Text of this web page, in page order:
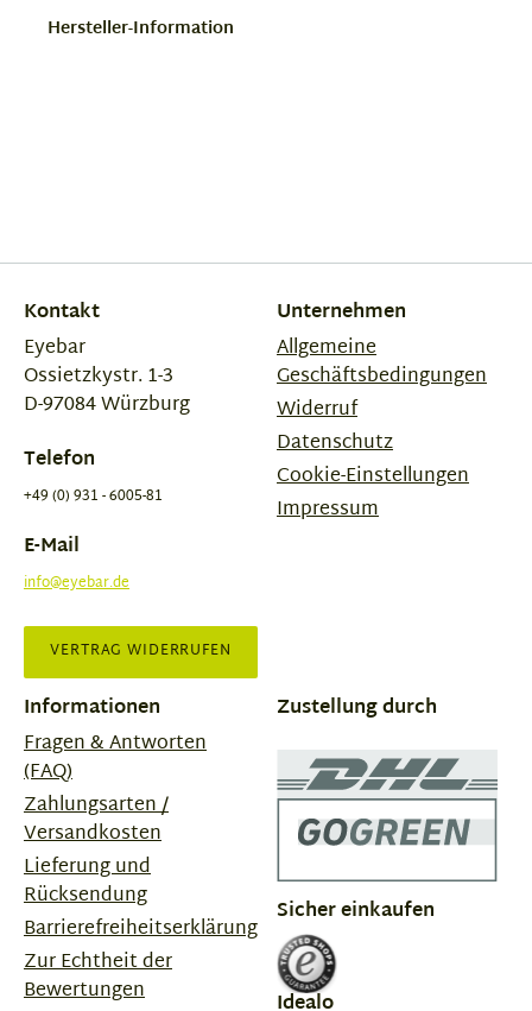
Hersteller-Information
Kontakt
Eyebar
Ossietzkystr. 1-3
D-97084 Würzburg
Telefon
+49 (0) 931 - 6005-81
E-Mail
info@eyebar.de
VERTRAG WIDERRUFEN
Unternehmen
Allgemeine
Geschäftsbedingungen
Widerruf
Datenschutz
Cookie-Einstellungen
Impressum
Informationen
Fragen & Antworten
(FAQ)
Zahlungsarten /
Versandkosten
Lieferung und
Rücksendung
Barrierefreiheitserklärung
Zur Echtheit der
Bewertungen
Zustellung durch
Sicher einkaufen